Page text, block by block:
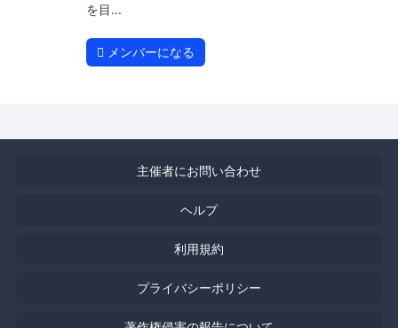
を目...
メンバーになる
主催者にお問い合わせ
ヘルプ
利用規約
プライバシーポリシー